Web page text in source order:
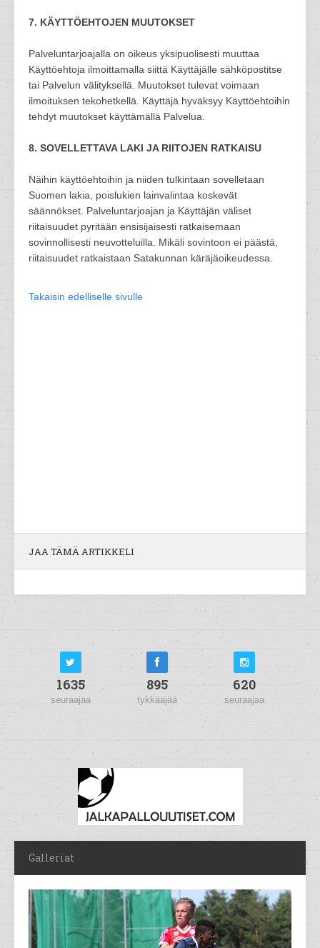
7. KÄYTTÖEHTOJEN MUUTOKSET
Palveluntarjoajalla on oikeus yksipuolisesti muuttaa
Käyttöehtoja ilmoittamalla siittä Käyttäjälle sähköpostitse
tai Palvelun välityksellä. Muutokset tulevat voimaan
ilmoituksen tekohetkellä. Käyttäjä hyväksyy Käyttöehtoihin
tehdyt muutokset käyttämällä Palvelua.
8. SOVELLETTAVA LAKI JA RIITOJEN RATKAISU
Näihin käyttöehtoihin ja niiden tulkintaan sovelletaan
Suomen lakia, poislukien lainvalintaa koskevät
säännökset. Palveluntarjoajan ja Käyttäjän väliset
riitaisuudet pyritään ensisijaisesti ratkaisemaan
sovinnollisesti neuvotteluilla. Mikäli sovintoon ei päästä,
riitaisuudet ratkaistaan Satakunnan käräjäoikeudessa.
Takaisin edelliselle sivulle
JAA TÄMÄ ARTIKKELI
1635
seuraajaa
895
tykkääjää
620
seuraajaa
Galleriat